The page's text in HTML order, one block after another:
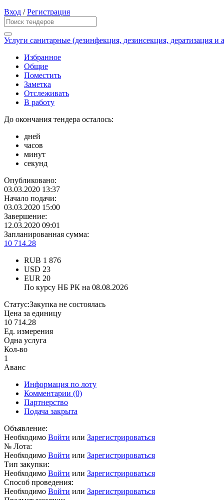
Вход /Регистрация
Услуги санитарные (дезинфекция, дезинсекция, дератизация
Избранное
Общие
Поместить
Заметка
Отслеживать
В работу
До окончания тендера осталось:
дней
часов
минут
секунд
Опубликовано:
03.03.2020 13:37
Начало подачи:
03.03.2020 15:00
Завершение:
12.03.2020 09:01
Запланированная сумма:
10 714.28
RUB 1 876
USD 23
EUR 20
По курсу НБ РК на 08.08.2026
Статус:Закупка не состоялась
Цена за единицу
10 714.28
Ед. измерения
Одна услуга
Кол-во
1
Аванс
Информация по лоту
Комментарии (0)
Партнерство
Подача закрыта
Объявление:
Необходимо Войти или Зарегистрироваться
№ Лота:
Необходимо Войти или Зарегистрироваться
Тип закупки:
Необходимо Войти или Зарегистрироваться
Способ проведения:
Необходимо Войти или Зарегистрироваться